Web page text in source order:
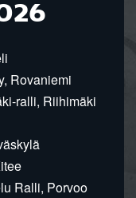
Rovaniemi
ralli, Riihimäki
Ralli, Porvoo